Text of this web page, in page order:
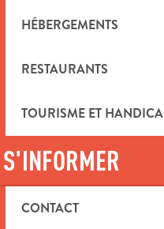
HÉBERGEMENTS
RESTAURANTS
TOURISME ET
S'INFORMER
CONTACT
2026
DES
vibrent au
qui célèbrent à la fois
provençal.